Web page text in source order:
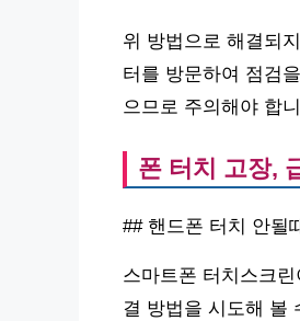
위 방법으로 해결되
터를 방문하여 점검
으므로 주의해야 합
폰 터치 고장,
## 핸드폰 터치 안될
스마트폰 터치스크
결 방법을 시도해 볼